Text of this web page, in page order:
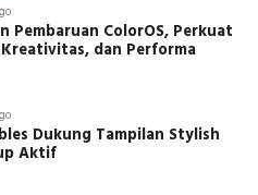
Pembaruan ColorOS, Perkuat
dan Performa
Dukung Tampilan Stylish
Aktif